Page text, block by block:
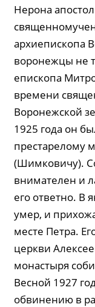
Нерона
архиепископа
воронежцы не
епископа
времени
Воронежской
1925 года он
престарелому
(Шимковичу).
внимателен и
его ответно. В
умер, и
месте Петра.
церкви
монастыря
Весной 1927
обвинению в